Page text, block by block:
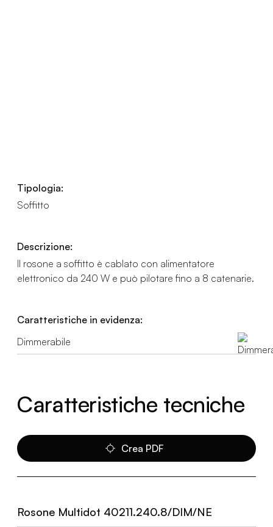
Tipologia:
Soffitto
Descrizione:
Il rosone a soffitto è cablato con alimentatore
elettronico da 240 W e può pilotare fino a 8 catenarie.
Caratteristiche in evidenza:
Dimmerabile
Caratteristiche tecniche
Crea PDF
Rosone Multidot 40211.240.8/DIM/NE